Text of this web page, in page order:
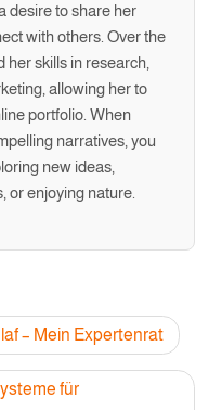
desire to share her
with others. Over the
her skills in research,
allowing her to
portfolio. When
narratives, you
new ideas,
or enjoying nature.
– Mein Expertenrat
für